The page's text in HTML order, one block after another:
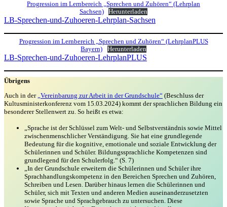
Progression im Lernbereich „Sprechen und Zuhören“ (Lehrplan
Sachsen)
Herunterladen
LB-Sprechen-und-Zuhoeren-Lehrplan-Sachsen
Progression im Lernbereich „Sprechen und Zuhören“ (LehrplanPLUS
Bayern)
Herunterladen
LB-Sprechen-und-Zuhoeren-LehrplanPLUS
Übrigens
Auch in der „Vereinbarung zur Arbeit in der Grundschule“ (Beschluss der
Kultusministerkonferenz vom 15.03.2024) kommt der sprachlichen Bildung ein
besonderer Stellenwert zu. So heißt es etwa:
„Sprache ist der Schlüssel zum Welt- und Selbstverständnis sowie Mittel
zwischenmenschlicher Verständigung. Sie hat eine grundlegende
Bedeutung für die kognitive, emotionale und soziale Entwicklung der
Schülerinnen und Schüler. Bildungssprachliche Kompetenzen sind
grundlegend für den Schulerfolg.“ (S. 7)
„In der Grundschule erweitern die Schülerinnen und Schüler ihre
Sprachhandlungskompetenz in den Bereichen Sprechen und Zuhören,
Schreiben und Lesen. Darüber hinaus lernen die Schülerinnen und
Schüler, sich mit Texten und anderen Medien auseinanderzusetzten
sowie Sprache und Sprachgebrauch zu untersuchen. Diese